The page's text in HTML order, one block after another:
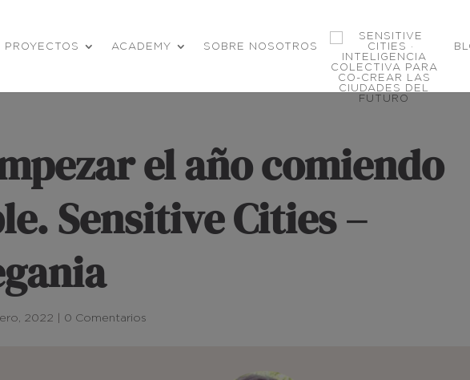
PROYECTOS ACADEMY SOBRE NOSOTROS
el año comiendo
Sensitive Cities –
2022 0 Comentarios